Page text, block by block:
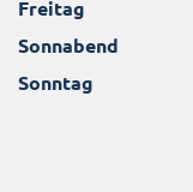
Freitag
Sonnabend
Sonntag